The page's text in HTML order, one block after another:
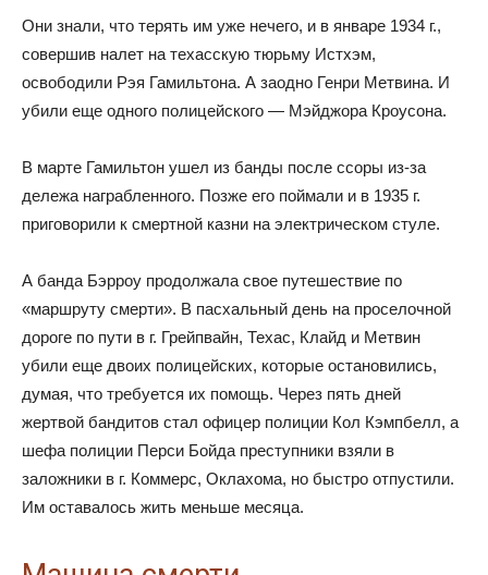
Они знали, что терять им уже нечего, и в январе 1934 г.,
совершив налет на техасскую тюрьму Истхэм,
освободили Рэя Гамильтона. А заодно Генри Метвина. И
убили еще одного полицейского — Мэйджора Кроусона.
В марте Гамильтон ушел из банды после ссоры из-за
дележа награбленного. Позже его поймали и в 1935 г.
приговорили к смертной казни на электрическом стуле.
А банда Бэрроу продолжала свое путешествие по
«маршруту смерти». В пасхальный день на проселочной
дороге по пути в г. Грейпвайн, Техас, Клайд и Метвин
убили еще двоих полицейских, которые остановились,
думая, что требуется их помощь. Через пять дней
жертвой бандитов стал офицер полиции Кол Кэмпбелл, а
шефа полиции Перси Бойда преступники взяли в
заложники в г. Коммерс, Оклахома, но быстро отпустили.
Им оставалось жить меньше месяца.